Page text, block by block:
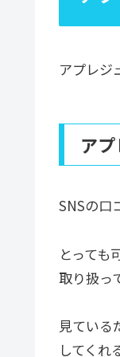
アプレジ
ア
SNSの口
とっても
取り扱っ
見ている
してくれ